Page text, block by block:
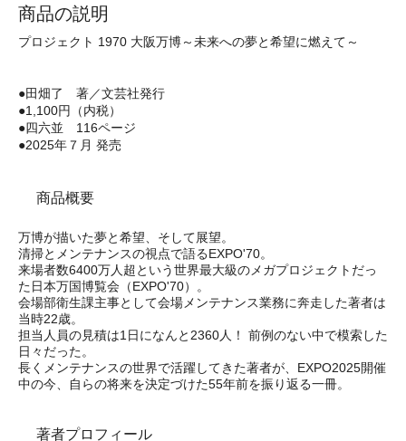
商品の説明
プロジェクト 1970 大阪万博～未来への夢と希望に燃えて～
●田畑了 著／文芸社発行
●1,100円（内税）
●四六並 116ページ
●2025年７月 発売
商品概要
万博が描いた夢と希望、そして展望。
清掃とメンテナンスの視点で語るEXPO'70。
来場者数6400万人超という世界最大級のメガプロジェクトだっ
た日本万国博覧会（EXPO'70）。
会場部衛生課主事として会場メンテナンス業務に奔走した著者は
当時22歳。
担当人員の見積は1日になんと2360人！ 前例のない中で模索した
日々だった。
長くメンテナンスの世界で活躍してきた著者が、EXPO2025開催
中の今、自らの将来を決定づけた55年前を振り返る一冊。
著者プロフィール